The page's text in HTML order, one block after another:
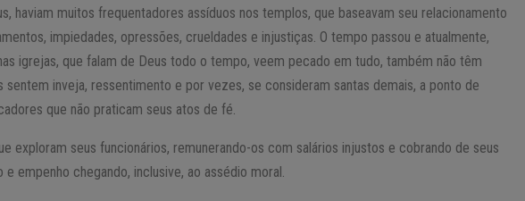
haviam muitos frequentadores assíduos nos templos, que baseavam seu relacionamento
impiedades, opressões, crueldades e injustiças. O tempo passou e atualmente,
igrejas, que falam de Deus todo o tempo, veem pecado em tudo, também não têm
sentem inveja, ressentimento e por vezes, se consideram santas demais, a ponto de
que não praticam seus atos de fé.
exploram seus funcionários, remunerando-os com salários injustos e cobrando de seus
empenho chegando, inclusive, ao assédio moral.